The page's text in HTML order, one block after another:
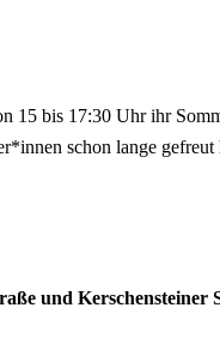
15 bis 17:30 Uhr ihr
schon lange gefreut
und Kerschensteiner